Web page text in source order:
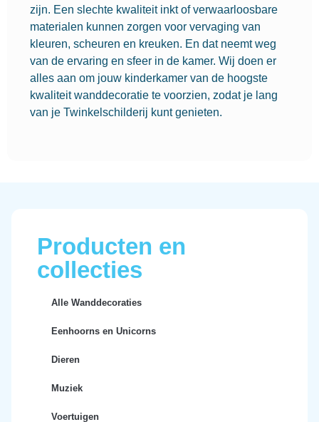
zijn. Een slechte kwaliteit inkt of verwaarloosbare
materialen kunnen zorgen voor vervaging van
kleuren, scheuren en kreuken. En dat neemt weg
van de ervaring en sfeer in de kamer. Wij doen er
alles aan om jouw kinderkamer van de hoogste
kwaliteit wanddecoratie te voorzien, zodat je lang
van je Twinkelschilderij kunt genieten.
Producten en
collecties
Alle Wanddecoraties
Eenhoorns en Unicorns
Dieren
Muziek
Voertuigen